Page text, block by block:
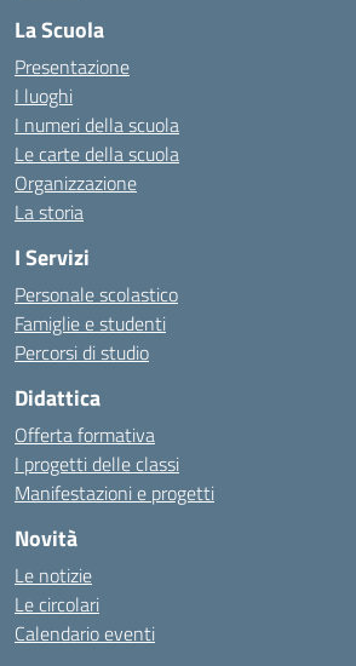
La Scuola
Presentazione
I luoghi
I numeri della scuola
Le carte della scuola
Organizzazione
La storia
I Servizi
Personale scolastico
Famiglie e studenti
Percorsi di studio
Didattica
Offerta formativa
I progetti delle classi
Manifestazioni e progetti
Novità
Le notizie
Le circolari
Calendario eventi